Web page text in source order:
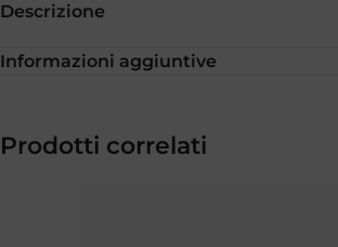
Descrizione
Informazioni aggiuntive
Prodotti correlati